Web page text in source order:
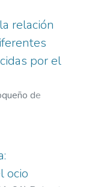
de
en Mercadeo
relación
por el
de
ocio